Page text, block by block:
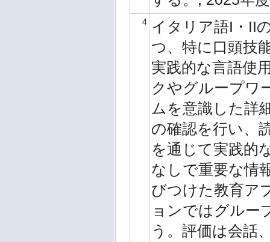
4 イタリア語I・II
つ、特に口頭技
実践的な言語使
クやグループワ
ムを意識した詳
の確認を行い、
を通じて実践的
なしで重要な情
びつけた教育ア
ョンではグルー
う。評価は会話